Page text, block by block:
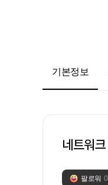
기본정보
네트워크
팔로워 0